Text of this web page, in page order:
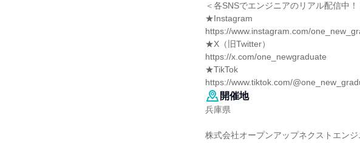
＜各SNSでエンジニアのリアル配信中！
★Instagram
https://www.instagram.com/
★X（旧Twitter）
https://x.com/one_newgraduate
★TikTok
https://www.tiktok.com/
開催地
兵庫県
株式会社オープンアップネクストエン